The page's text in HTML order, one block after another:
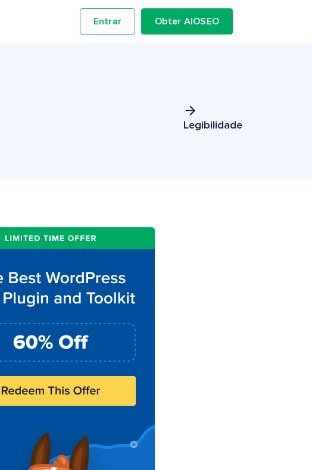
Entrar Obter AIOSEO
Legibilidade